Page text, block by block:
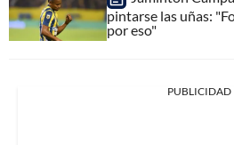
pintarse las uñas:
por eso"
PUBLICIDAD